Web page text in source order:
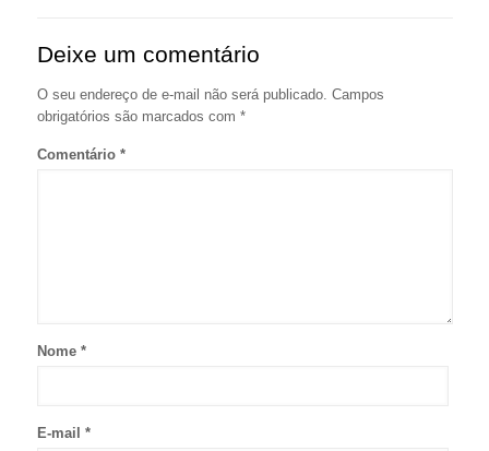
Deixe um comentário
O seu endereço de e-mail não será publicado. Campos
obrigatórios são marcados com *
Comentário *
Nome *
E-mail *